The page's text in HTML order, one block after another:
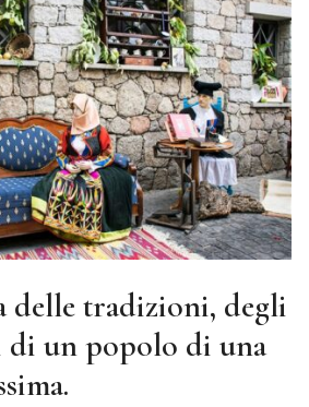
delle tradizioni, degli
di un popolo di una